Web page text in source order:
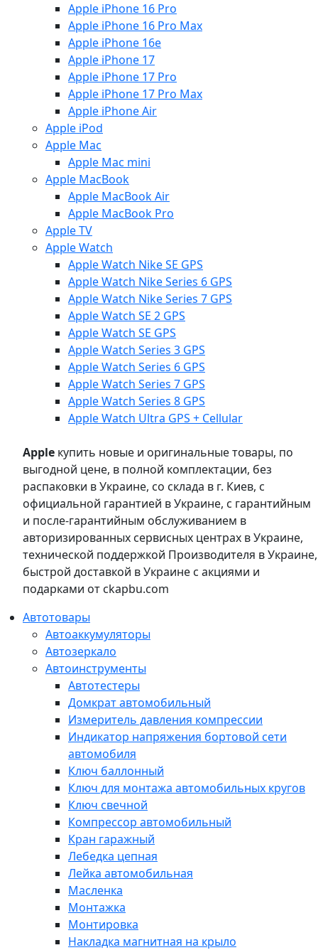
Apple iPhone 16 Pro
Apple iPhone 16 Pro Max
Apple iPhone 16e
Apple iPhone 17
Apple iPhone 17 Pro
Apple iPhone 17 Pro Max
Apple iPhone Air
Apple iPod
Apple Mac
Apple Mac mini
Apple MacBook
Apple MacBook Air
Apple MacBook Pro
Apple TV
Apple Watch
Apple Watch Nike SE GPS
Apple Watch Nike Series 6 GPS
Apple Watch Nike Series 7 GPS
Apple Watch SE 2 GPS
Apple Watch SE GPS
Apple Watch Series 3 GPS
Apple Watch Series 6 GPS
Apple Watch Series 7 GPS
Apple Watch Series 8 GPS
Apple Watch Ultra GPS + Cellular
Apple купить новые и оригинальные товары, по
выгодной цене, в полной комплектации, без
распаковки в Украине, со склада в г. Киев, с
официальной гарантией в Украине, с гарантийным
и после-гарантийным обслуживанием в
авторизированных сервисных центрах в Украине,
технической поддержкой Производителя в Украине,
быстрой доставкой в Украине с акциями и
подарками от ckapbu.com
Автотовары
Автоаккумуляторы
Автозеркало
Автоинструменты
Автотестеры
Домкрат автомобильный
Измеритель давления компрессии
Индикатор напряжения бортовой сети
автомобиля
Ключ баллонный
Ключ для монтажа автомобильных кругов
Ключ свечной
Компрессор автомобильный
Кран гаражный
Лебедка цепная
Лейка автомобильная
Масленка
Монтажка
Монтировка
Накладка магнитная на крыло